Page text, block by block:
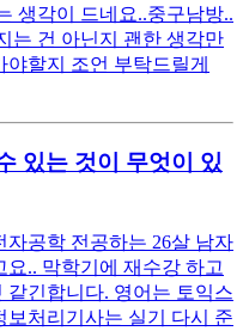
생각이 드네요..중구남방..
는 건 아닌지 괜한 생각만
할지 조언 부탁드릴게
있는 것이 무엇이 있
공학 전공하는 26살 남자
요.. 막학기에 재수강 하고
같긴합니다. 영어는 토익스
보처리기사는 실기 다시 준